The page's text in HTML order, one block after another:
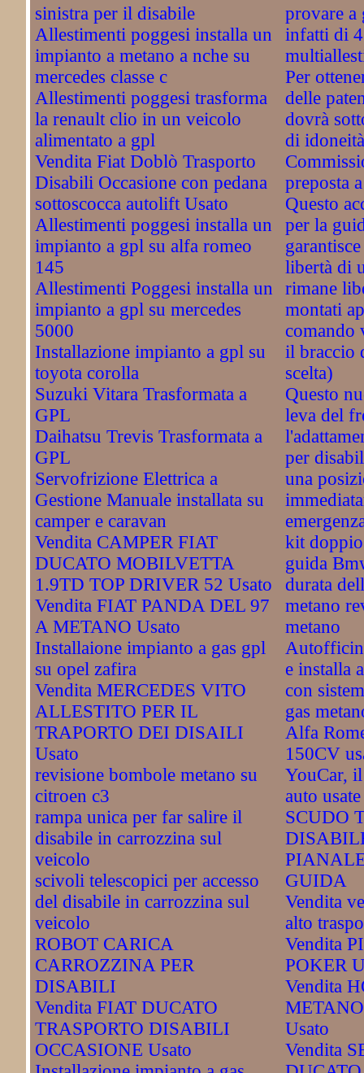
sinistra per il disabile
Allestimenti poggesi installa un
impianto a metano a nche su
mercedes classe c
Allestimenti poggesi trasforma
la renault clio in un veicolo
alimentato a gpl
Vendita Fiat Doblò Trasporto
Disabili Occasione con pedana
sottoscocca autolift Usato
Allestimenti poggesi installa un
impianto a gpl su alfa romeo
145
Allestimenti Poggesi installa un
impianto a gpl su mercedes
5000
Installazione impianto a gpl su
toyota corolla
Suzuki Vitara Trasformata a
GPL
Daihatsu Trevis Trasformata a
GPL
Servofrizione Elettrica a
Gestione Manuale installata su
camper e caravan
Vendita CAMPER FIAT
DUCATO MOBILVETTA
1.9TD TOP DRIVER 52 Usato
Vendita FIAT PANDA DEL 97
A METANO Usato
Installaione impianto a gas gpl
su opel zafira
Vendita MERCEDES VITO
ALLESTITO PER IL
TRAPORTO DEI DISAILI
Usato
revisione bombole metano su
citroen c3
rampa unica per far salire il
disabile in carrozzina sul
veicolo
scivoli telescopici per accesso
del disabile in carrozzina sul
veicolo
ROBOT CARICA
CARROZZINA PER
DISABILI
Vendita FIAT DUCATO
TRASPORTO DISABILI
OCCASIONE Usato
provare a
infatti di
Per
delle
dovrà
di
preposta
Questo
per la
libertà di
rimane
montati
comando
il braccio
scelta)
Questo
leva del
per
una
kit
guida
durata
metano
metano
e installa
con
gas
Alfa
150CV
YouCar,
auto usate
SCUDO
GUIDA
Vendita
alto
Vendita
POKER
Vendita
Usato
Vendita